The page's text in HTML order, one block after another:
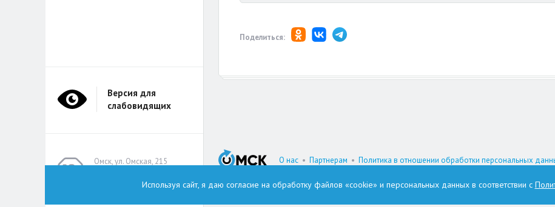
Поделиться:
О нас• Партнерам • Политика в отношении обработки персональных
И.о. главного редактора: Астафьева Татьяна Петровна
Омск, ул. Омская, 215
omskzdes@inbox.ru
Версия для
слабовидящих
Используя сайт, я даю согласие на обработку файлов «cookie» и персональных данных в соответствии с